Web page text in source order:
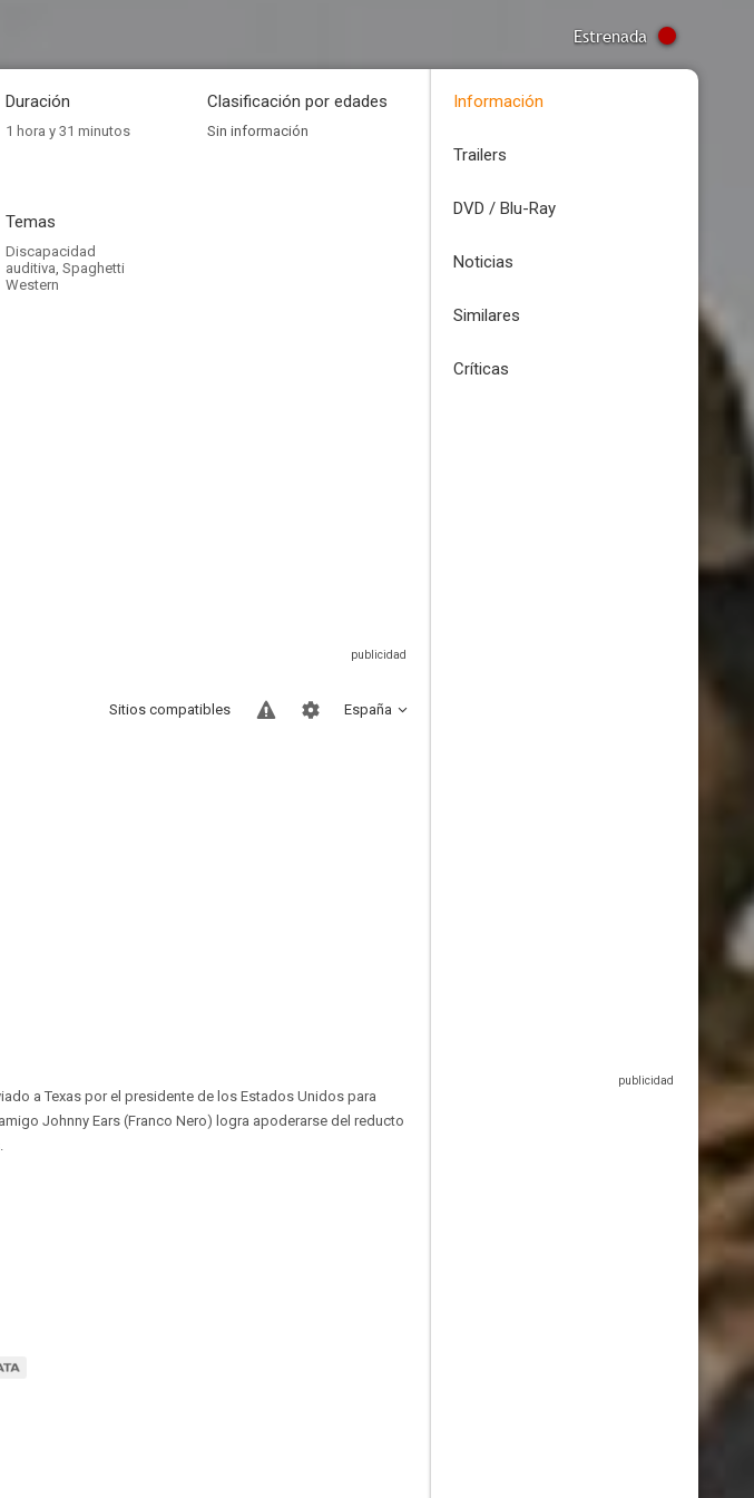
Estrenada
Duración
1 hora y 31 minutos
Clasificación por edades
Sin información
Temas
Discapacidad
auditiva, Spaghetti
Western
España
Sitios compatibles
a Texas por el presidente de los Estados Unidos para
Johnny Ears (Franco Nero) logra apoderarse del reducto
Información
Trailers
DVD / Blu-Ray
Noticias
Similares
Críticas